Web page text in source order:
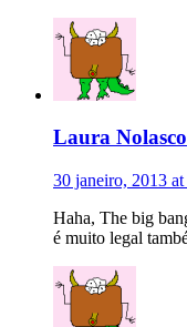
Laura Nolasco
30 janeiro, 2013
Haha, The big
é muito legal